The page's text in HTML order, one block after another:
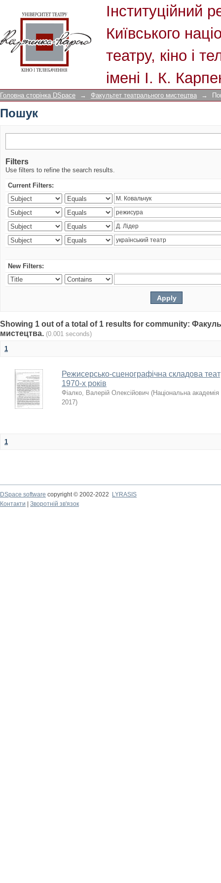
Інституційний
Київського
театру, кіно і
імені І. К.
Головна сторінка DSpace → Факультет театрального мистецтва →
Пошук
Filters
Use filters to refine the search results.
Current Filters:
New Filters:
Showing 1 out of a total of 1 results for community:
мистецтва. (0.001 seconds)
1
Режисерсько-сценографічна складова
1970-х років
Фіалко, Валерій Олексійович (Національна академія
2017)
1
DSpace software copyright © 2002-2022
LYRASIS
Контакти
Зворотній зв'язок